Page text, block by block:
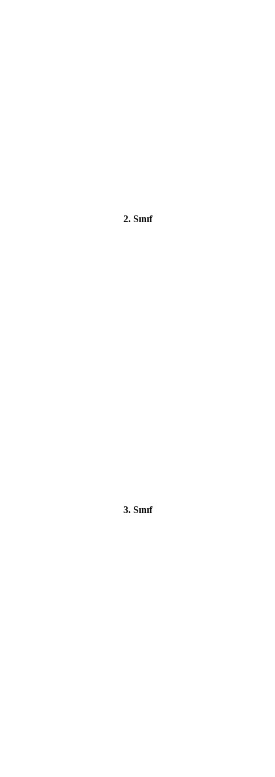
2. Sınıf
3. Sınıf